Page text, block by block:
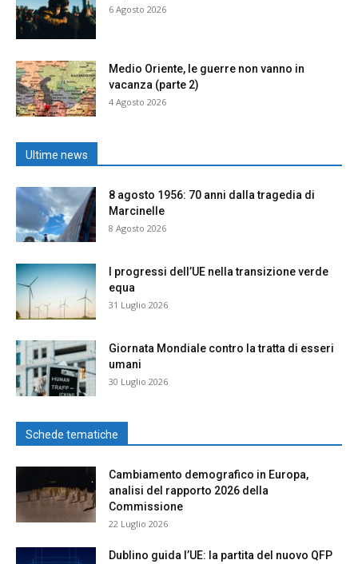
6 Agosto 2026
Medio Oriente, le guerre non vanno in
vacanza (parte 2)
4 Agosto 2026
Ultime news
8 agosto 1956: 70 anni dalla tragedia di
Marcinelle
8 Agosto 2026
I progressi dell’UE nella transizione verde
equa
31 Luglio 2026
Giornata Mondiale contro la tratta di esseri
umani
30 Luglio 2026
Schede tematiche
Cambiamento demografico in Europa,
analisi del rapporto 2026 della
Commissione
22 Luglio 2026
Dublino guida l’UE: la partita del nuovo QFP